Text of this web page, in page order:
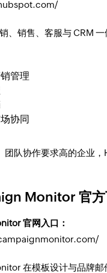
、销售、客服与 CRM
管理
协同
团队协作要求高的企业
Monitor 官方
官网入口：
在模板设计与品牌邮